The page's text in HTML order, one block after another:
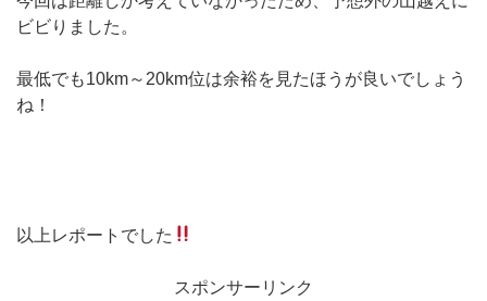
ビビりました。
最低でも10km～20km位は余裕を見たほうが良いでしょう
ね！
以上レポートでした
スポンサーリンク